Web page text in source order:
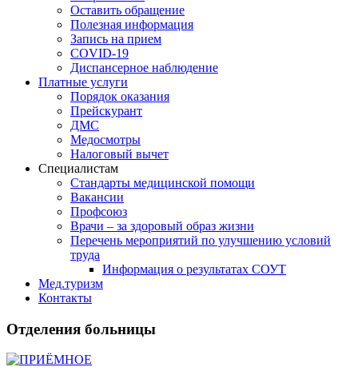
Оставить обращение
Полезная информация
Запись на прием
COVID-19
Диспансерное наблюдение
Платные услуги
Порядок оказания
Прейскурант
ДМС
Медосмотры
Налоговый вычет
Специалистам
Стандарты медицинской помощи
Вакансии
Профсоюз
Врачи – за здоровый образ жизни
Перечень мероприятий по улучшению условий
труда
Информация о результатах СОУТ
Мед.туризм
Контакты
Отделения больницы